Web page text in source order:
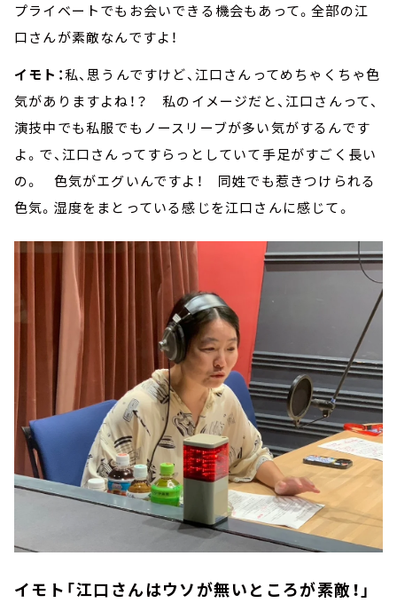
プライベートでもお会いできる機会もあって。全部の江
口さんが素敵なんですよ！
イモト：私、思うんですけど、江口さんってめちゃくちゃ色
気がありますよね！？ 私のイメージだと、江口さんって、
演技中でも私服でもノースリーブが多い気がするんです
よ。で、江口さんってすらっとしていて手足がすごく長い
の。 色気がエグいんですよ！ 同姓でも惹きつけられる
色気。湿度をまとっている感じを江口さんに感じて。
イモト「江口さんはウソが無いところが素敵！」